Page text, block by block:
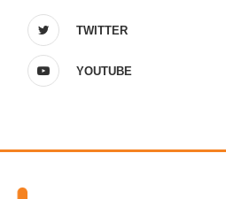
TWITTER
YOUTUBE